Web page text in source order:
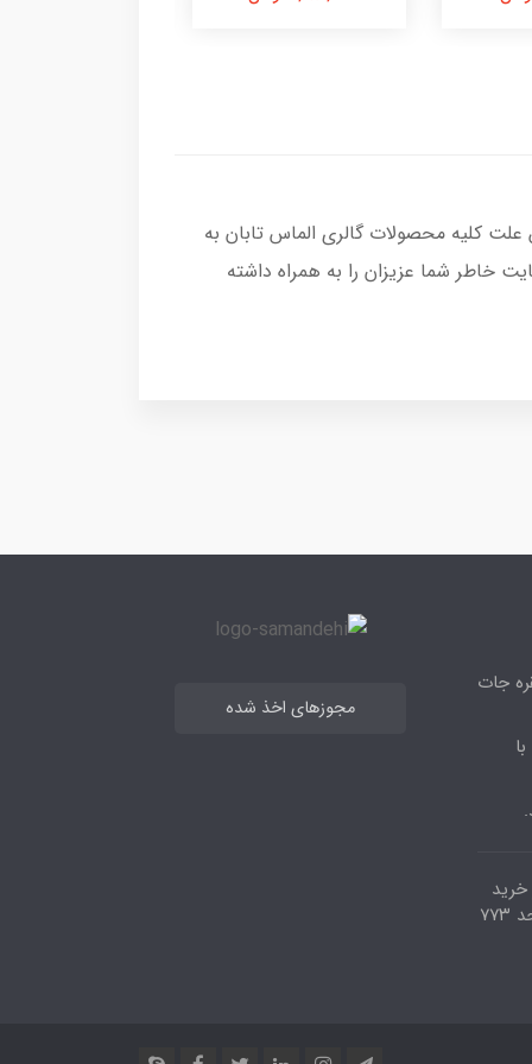
کلیه محصولات گالری الماس تابان به
خاطر شما عزیزان را به همراه داشته
جات
خرید
مجوزهای اخذ شده